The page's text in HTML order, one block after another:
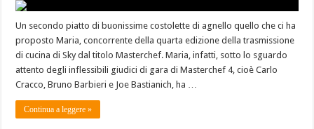
Un secondo piatto di buonissime costolette di agnello quello che ci ha
proposto Maria, concorrente della quarta edizione della trasmissione
di cucina di Sky dal titolo Masterchef. Maria, infatti, sotto lo sguardo
attento degli inflessibili giudici di gara di Masterchef 4, cioè Carlo
Cracco, Bruno Barbieri e Joe Bastianich, ha …
Continua a leggere »